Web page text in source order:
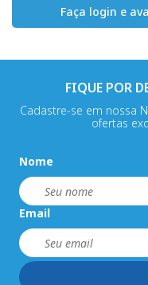
Faça login e
FIQUE POR
Cadastre-se em nossa
ofertas
Nome
Email